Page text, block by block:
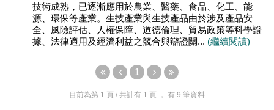
技術成熟，已逐漸應用於農業、醫藥、食品、化工、能
源、環保等產業。生技產業與生技產品由於涉及產品安
全、風險評估、人權保障、道德倫理、貿易政策等科學證
據、法律適用及經濟利益之競合與辯證關... (繼續閱讀)
1
目前為第 1 頁 / 共計有 1 頁 ， 有 9 筆資料